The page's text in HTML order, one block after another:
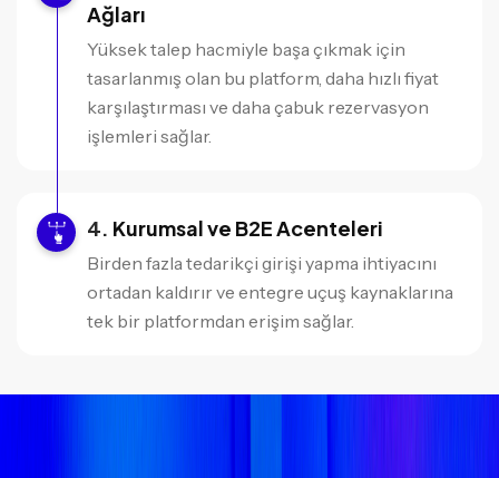
Ağları
Yüksek talep hacmiyle başa çıkmak için
tasarlanmış olan bu platform, daha hızlı fiyat
karşılaştırması ve daha çabuk rezervasyon
işlemleri sağlar.
Kurumsal ve B2E Acenteleri
Birden fazla tedarikçi girişi yapma ihtiyacını
ortadan kaldırır ve entegre uçuş kaynaklarına
tek bir platformdan erişim sağlar.